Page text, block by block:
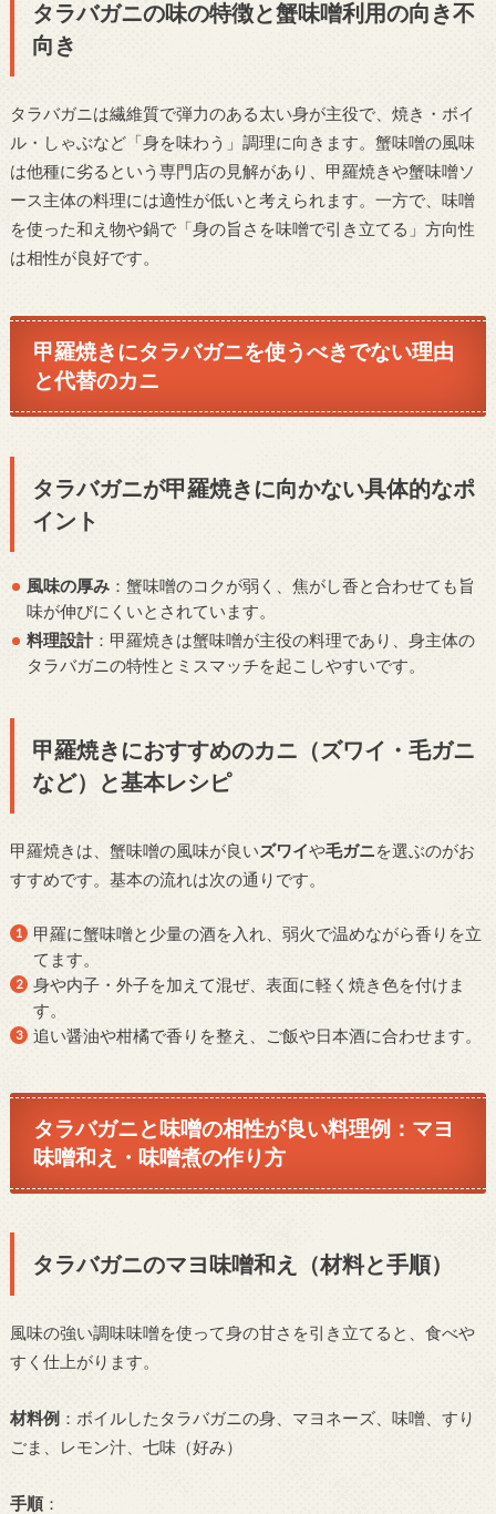
タラバガニの味の特徴と蟹味噌利用の向き不
向き
タラバガニは繊維質で弾力のある太い身が主役で、焼き・ボイ
ル・しゃぶなど「身を味わう」調理に向きます。蟹味噌の風味
は他種に劣るという専門店の見解があり、甲羅焼きや蟹味噌ソ
ース主体の料理には適性が低いと考えられます。一方で、味噌
を使った和え物や鍋で「身の旨さを味噌で引き立てる」方向性
は相性が良好です。
甲羅焼きにタラバガニを使うべきでない理由
と代替のカニ
タラバガニが甲羅焼きに向かない具体的なポ
イント
風味の厚み ：蟹味噌のコクが弱く、焦がし香と合わせても旨
味が伸びにくいとされています。
料理設計：甲羅焼きは蟹味噌が主役の料理であり、身主体の
タラバガニの特性とミスマッチを起こしやすいです。
甲羅焼きにおすすめのカニ（ズワイ・毛ガニ
など）と基本レシピ
甲羅焼きは、蟹味噌の風味が良いズワイや毛ガニを選ぶのがお
すすめです。基本の流れは次の通りです。
甲羅に蟹味噌と少量の酒を入れ、弱火で温めながら香りを立
てます。
身や内子・外子を加えて混ぜ、表面に軽く焼き色を付けま
す。
追い醤油や柑橘で香りを整え、ご飯や日本酒に合わせます。
タラバガニと味噌の相性が良い料理例：マヨ
味噌和え・味噌煮の作り方
タラバガニのマヨ味噌和え（材料と手順）
風味の強い調味味噌を使って身の甘さを引き立てると、食べや
すく仕上がります。
材料例：ボイルしたタラバガニの身、マヨネーズ、味噌、すり
ごま、レモン汁、七味（好み）
手順：